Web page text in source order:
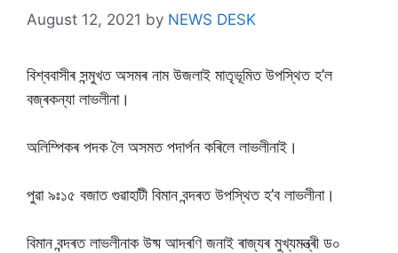
August 12, 2021 by NEWS DESK
বিশ্ববাসীৰ সন্মুখত অসমৰ নাম উজলাই মাতৃভূমিত উপস্থিত হ’ল
বজ্ৰকন্যা লাভলীনা।
অলিম্পিকৰ পদক লৈ অসমত পদাৰ্পন কৰিলে লাভলীনাই।
পুৱা ৯ঃ১৫ বজাত গুৱাহাটী বিমান বন্দৰত উপস্থিত হ’ব লাভলীনা।
বিমান বন্দৰত লাভলীনাক উষ্ম আদৰণি জনাই ৰাজ্যৰ মুখ্যমন্ত্ৰী ড০